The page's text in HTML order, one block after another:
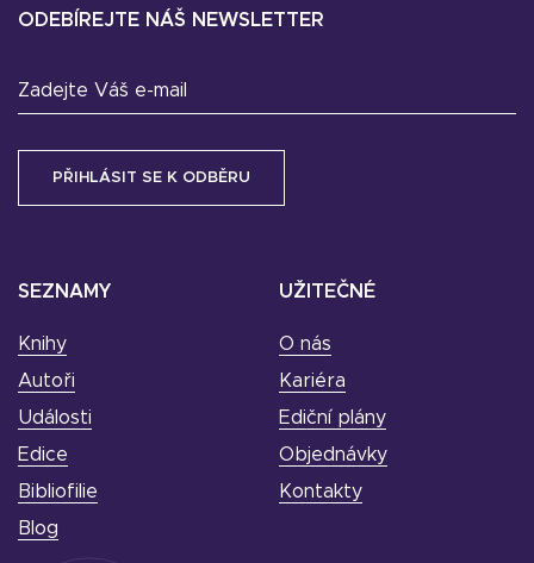
SEZNAMY
Knihy
Autoři
Události
Edice
Bibliofilie
Blog
UŽITEČNÉ
O nás
Kariéra
Ediční plány
Objednávky
Kontakty
ODEBÍREJTE NÁŠ NEWSLETTER
Zadejte Váš e-mail